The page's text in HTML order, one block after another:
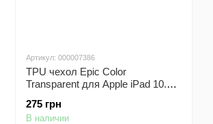
Артикул: 000007386
TPU чехол Epic Color
Transparent для Apple iPad 10.2"
(Розовый)
275 грн
В наличии